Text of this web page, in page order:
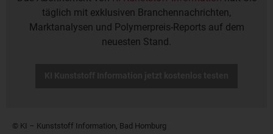
täglich mit exklusiven Branchennachrichten,
Marktanalysen und Polymerpreis-Reports auf dem
neuesten Stand.
© KI – Kunststoff Information, Bad Homburg